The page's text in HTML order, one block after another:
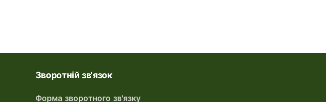
Зворотній зв'язок
Форма зворотного зв'язку